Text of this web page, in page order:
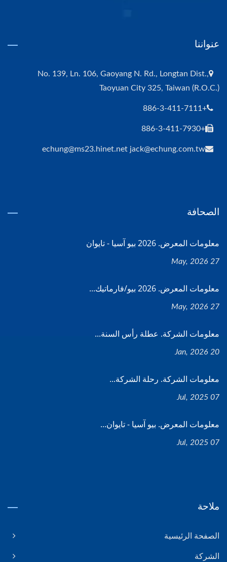
عنواننا
No. 139, Ln. 106, Gaoyang N. Rd., Longtan Dist.,
Taoyuan City 325, Taiwan (R.O.C.)
+886-3-411-7111
+886-3-411-7930
echung@ms23.hinet.net jack@echung.com.tw
الصحافة
معلومات المعرض. 2026 بيو آسيا - تايوان
27 May, 2026
معلومات المعرض. 2026 بيو/فارماتيك...
27 May, 2026
معلومات الشركة. عطلة رأس السنة...
20 Jan, 2026
معلومات الشركة. رحلة الشركة...
07 Jul, 2025
معلومات المعرض. بيو آسيا - تايوان...
07 Jul, 2025
ملاحة
الصفحة الرئيسية
الشركة